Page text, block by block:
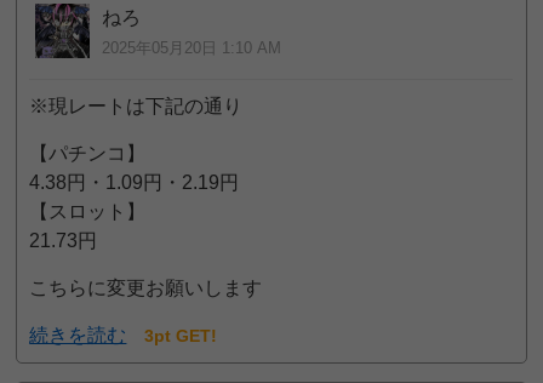
ねろ
2025年05月20日 1:10 AM
※現レートは下記の通り
【パチンコ】
4.38円・1.09円・2.19円
【スロット】
21.73円
こちらに変更お願いします
続きを読む 3pt GET!